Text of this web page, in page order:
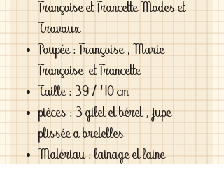
Françoise et Francette Modes et
Travaux
Poupée : Françoise , Marie -
Françoise et Francette
Taille : 39 / 40 cm
pièces : 3 gilet et béret , jupe
plissée a bretelles
Matériau : lainage et laine